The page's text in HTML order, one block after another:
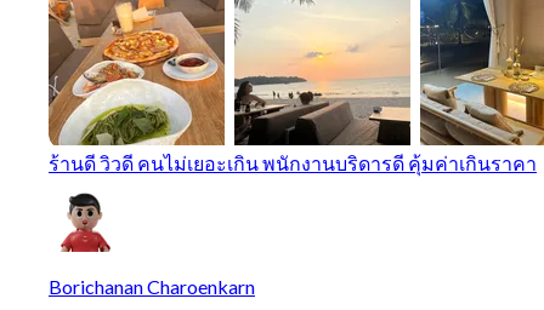
ร้านดี วิวดี คนไม่เยอะเกิน พนักงานบริดารดี คุ้มค่าเกินราคา
Borichanan Charoenkarn